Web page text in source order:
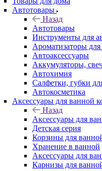
Автотовары
Назад
Автотовары
Инструменты для
Ароматизаторы для
Автоаксессуары
Аккумуляторы,
Автохимия
Салфетки, губки
Автокосметика
Аксессуары для ванной
Назад
Аксессуары для
Детская серия
Корзины для
Хранение в ванной
Аксессуары для
Карнизы для